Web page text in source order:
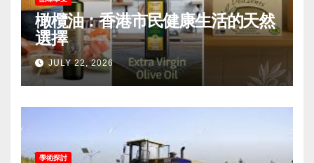
橄欖油：香港市民健康生活的天然
選擇
JULY 22, 2026
學術探討